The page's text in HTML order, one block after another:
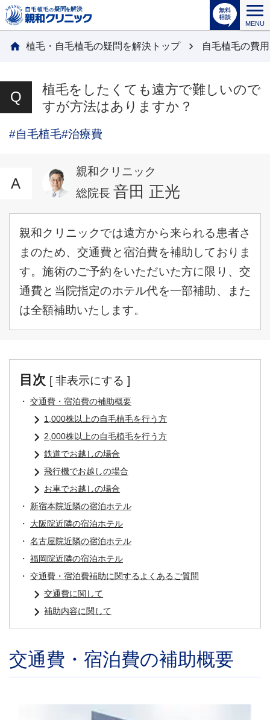
MENU
植毛・自毛植毛の疑問を解決トップ 自毛植毛の費用
植毛をしたくても遠方で難しいので
すが方法はありますか？
#自毛植毛#治療費
親和クリニック
総院長 音田 正光
親和クリニックでは遠方から来られる患者さ
まのため、交通費と宿泊費を補助しておりま
す。施術のご予約をいただいた方に限り、交
通費と当院指定のホテル代を一部補助、また
は全額補助いたします。
目次 [非表示にする ]
交通費・宿泊費の補助概要
1,000株以上の自毛植毛を行う方
2,000株以上の自毛植毛を行う方
鉄道でお越しの場合
飛行機でお越しの場合
お車でお越しの場合
新宿本院近隣の宿泊ホテル
大阪院近隣の宿泊ホテル
名古屋院近隣の宿泊ホテル
福岡院近隣の宿泊ホテル
交通費・宿泊費補助に関するよくあるご質問
交通費に関して
補助内容に関して
交通費・宿泊費の補助概要